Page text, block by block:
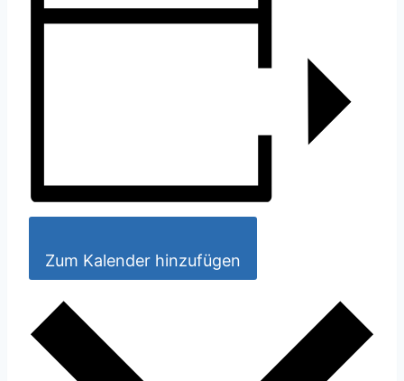
Zum Kalender hinzufügen